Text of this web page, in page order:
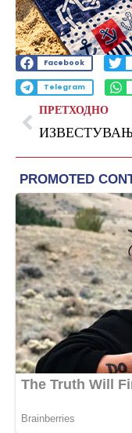
Facebook
Telegram
ПРЕТХОДНО